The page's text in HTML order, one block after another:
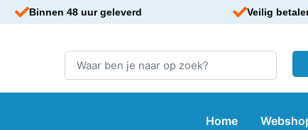
Binnen 48 uur geleverd Veilig
Home